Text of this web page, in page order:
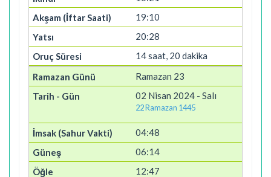
19:10
20:28
14 saat, 20 dakika
Ramazan 23
02 Nisan 2024 - Salı
22 Ramazan 1445
04:48
06:14
12:47